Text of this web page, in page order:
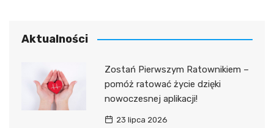
Aktualności
Zostań Pierwszym Ratownikiem –
pomóż ratować życie dzięki
nowoczesnej aplikacji!
23 lipca 2026